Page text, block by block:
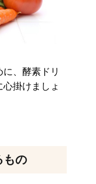
、酵素ドリ
掛けましょ
もの